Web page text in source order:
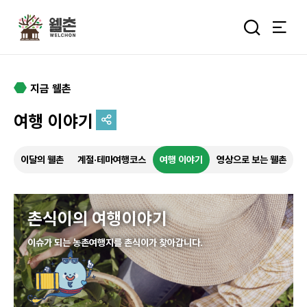
특별한 순간을 여행 속에서
통합검색
지금 웰촌
여행 이야기
이달의 웰촌 계절·테마여행코스 여행 이야기 영상으로 보는 웰촌
촌식이의 여행이야기
이슈가 되는 농촌여행지를 촌식이가 찾아갑니다.